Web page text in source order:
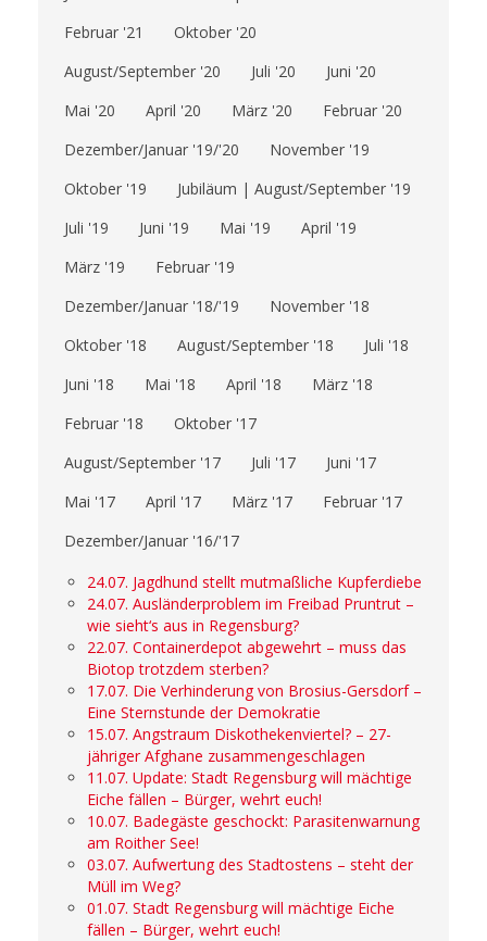
Februar '21
Oktober '20
August/September '20
Juli '20
Juni '20
Mai '20
April '20 März '20
Februar '20
Dezember/Januar '19/'20
November '19
Oktober '19
Jubiläum | August/September '19
Juli '19
Juni '19 Mai '19
April '19
März '19
Februar '19
Dezember/Januar '18/'19
November '18
Oktober '18
August/September '18
Juli '18
Juni '18
Mai '18 April '18
März '18
Februar '18
Oktober '17
August/September '17
Juli '17
Juni '17
Mai '17
April '17 März '17
Februar '17
Dezember/Januar '16/'17
24.07. Jagdhund stellt mutmaßliche Kupferdiebe
24.07. Ausländerproblem im Freibad Pruntrut –
wie sieht‘s aus in Regensburg?
22.07. Containerdepot abgewehrt – muss das
Biotop trotzdem sterben?
17.07. Die Verhinderung von Brosius-Gersdorf –
Eine Sternstunde der Demokratie
15.07. Angstraum Diskothekenviertel? – 27-
jähriger Afghane zusammengeschlagen
11.07. Update: Stadt Regensburg will mächtige
Eiche fällen – Bürger, wehrt euch!
10.07. Badegäste geschockt: Parasitenwarnung
am Roither See!
03.07. Aufwertung des Stadtostens – steht der
Müll im Weg?
01.07. Stadt Regensburg will mächtige Eiche
fällen – Bürger, wehrt euch!